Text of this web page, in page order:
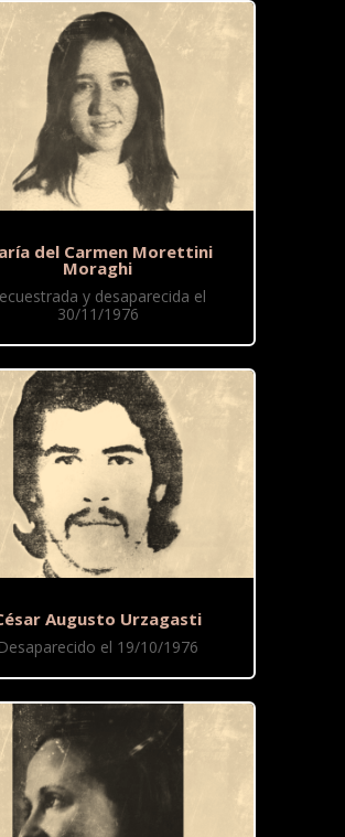
del Carmen Morettini
Moraghi
y desaparecida el
30/11/1976
Augusto Urzagasti
Desaparecido el 19/10/1976